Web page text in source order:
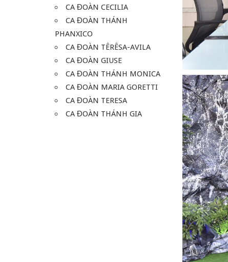
CA ĐOÀN CECILIA
CA ĐOÀN THÁNH
PHANXICO
CA ĐOÀN TÊRÊSA-AVILA
CA ĐOÀN GIUSE
CA ĐOÀN THÁNH MONICA
CA ĐOÀN MARIA GORETTI
CA ĐOÀN TERESA
CA ĐOÀN THÁNH GIA